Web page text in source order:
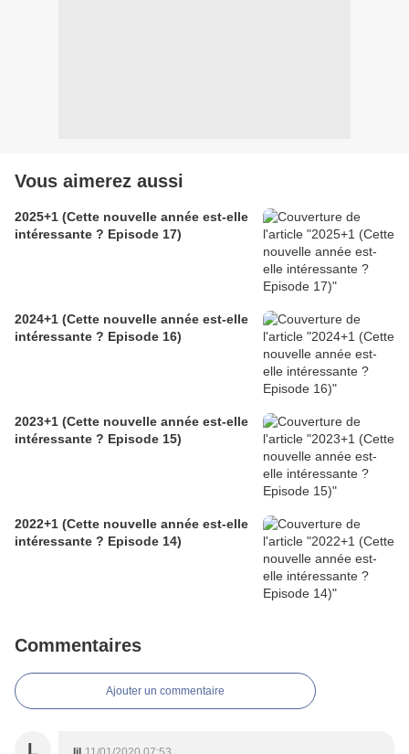
Vous aimerez aussi
2025+1 (Cette nouvelle année est-elle
intéressante ? Episode 17)
2024+1 (Cette nouvelle année est-elle
intéressante ? Episode 16)
2023+1 (Cette nouvelle année est-elle
intéressante ? Episode 15)
2022+1 (Cette nouvelle année est-elle
intéressante ? Episode 14)
Commentaires
Ajouter un commentaire
L